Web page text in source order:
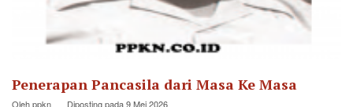
Penerapan Pancasila dari Masa Ke Masa
Olehppkn Diposting pada9 Mei 2026